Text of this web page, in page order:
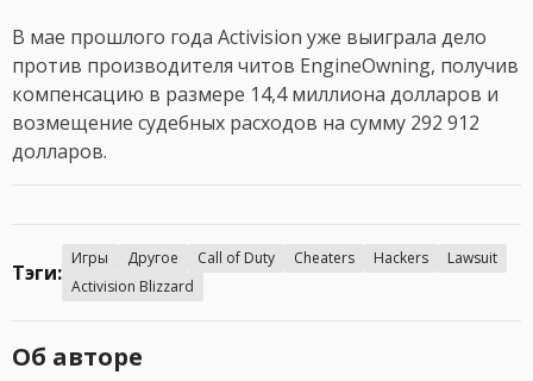
В мае прошлого года Activision уже выиграла дело
против производителя читов EngineOwning, получив
компенсацию в размере 14,4 миллиона долларов и
возмещение судебных расходов на сумму 292 912
долларов.
Тэги:
Игры Другое Call of Duty Cheaters Hackers
Lawsuit
Activision Blizzard
Об авторе